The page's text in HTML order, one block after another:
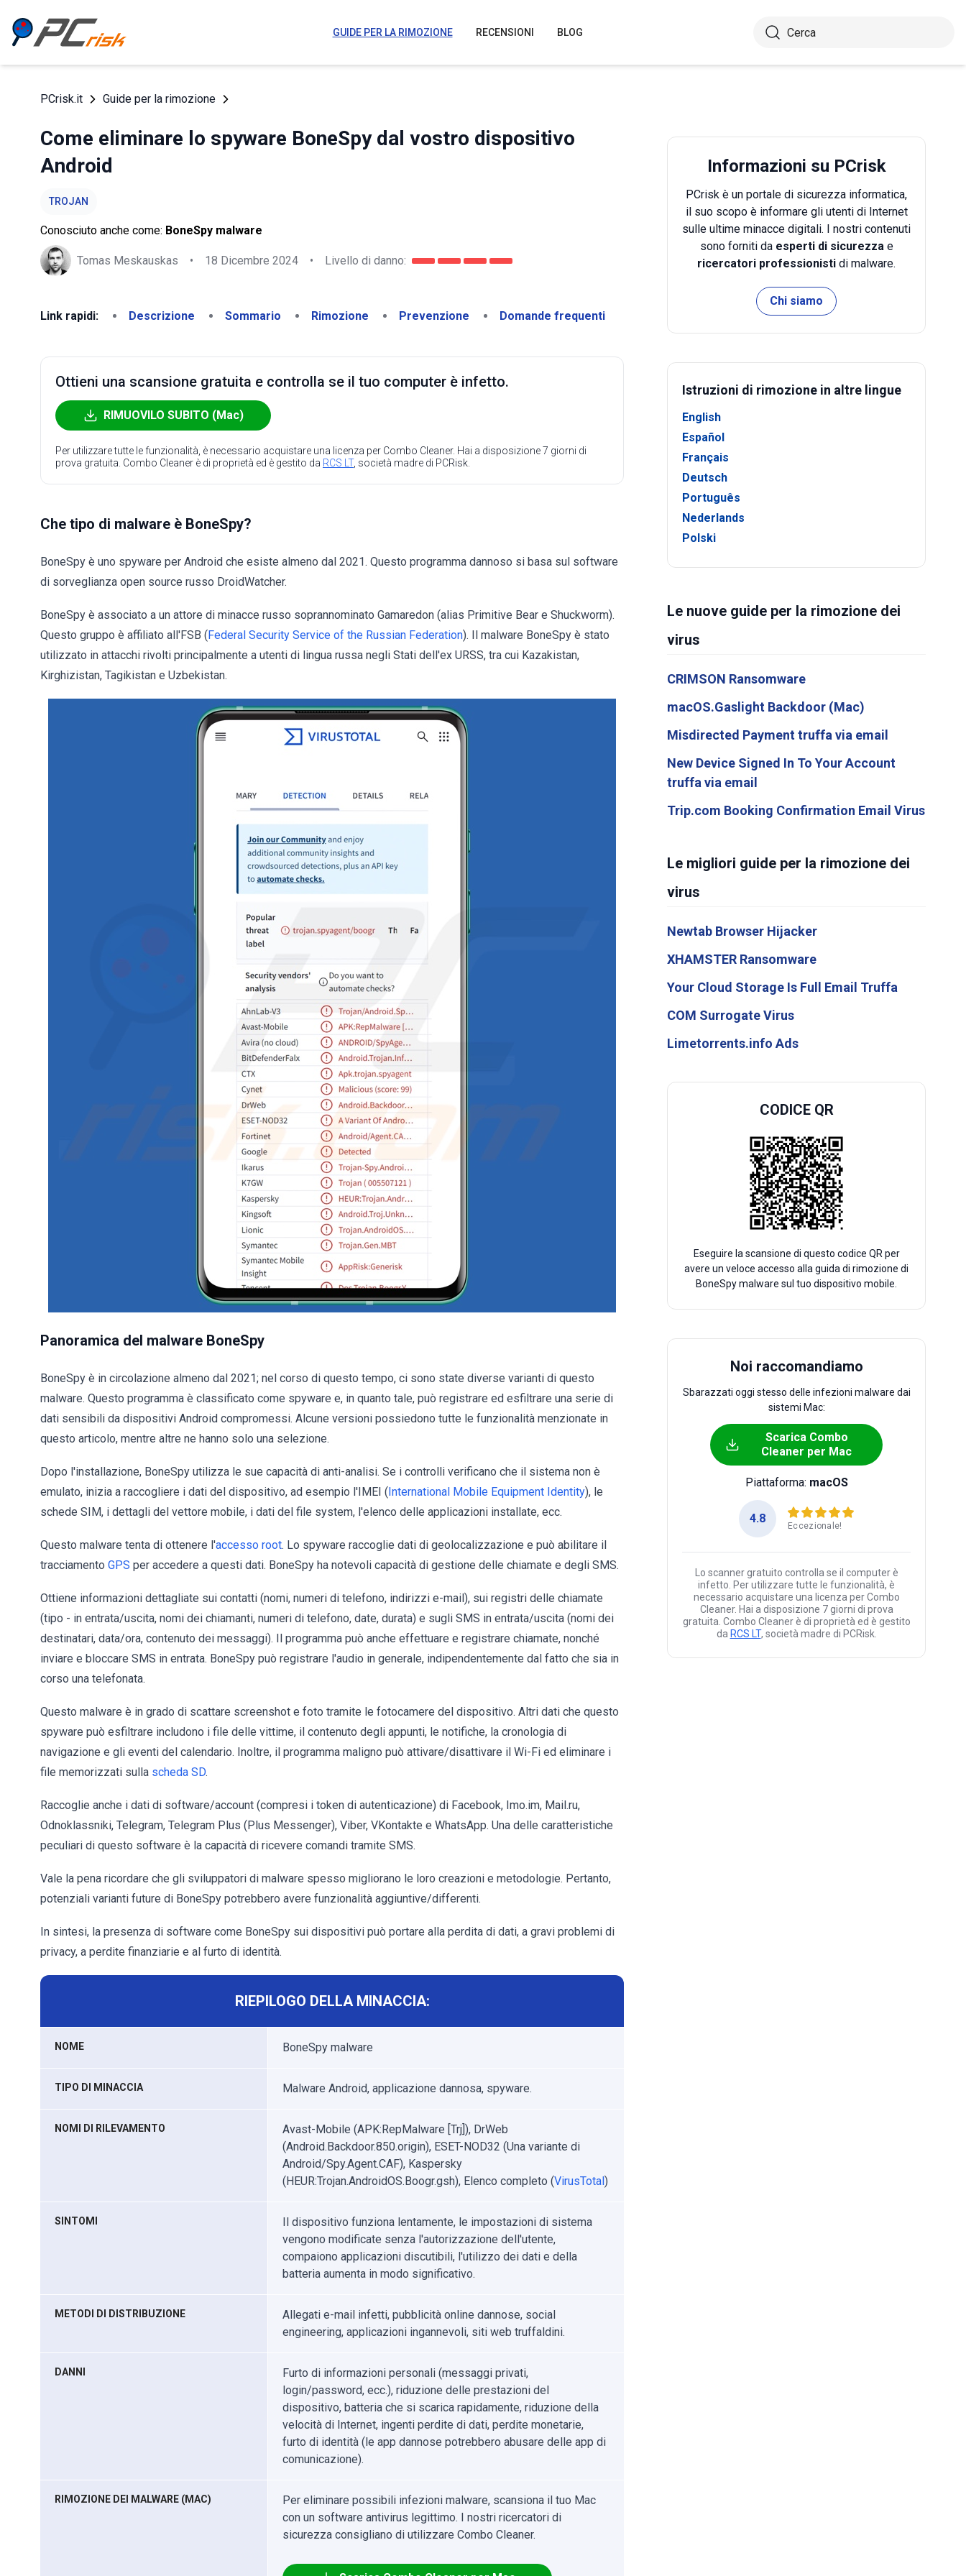
GUIDE PER LA RIMOZIONE RECENSIONI BLOG
PCrisk.it Guide per la rimozione
Come eliminare lo spyware BoneSpy dal vostro dispositivo
Android
TROJAN
Conosciuto anche come: BoneSpy malware
Tomas Meskauskas • 18 Dicembre 2024 • Livello di danno:
Link rapidi: Descrizione Sommario Rimozione Prevenzione Domande frequenti
Ottieni una scansione gratuita e controlla se il tuo computer è infetto.
RIMUOVILO SUBITO (Mac)
Per utilizzare tutte le funzionalità, è necessario acquistare una licenza per Combo Cleaner. Hai a disposizione 7 giorni di
prova gratuita. Combo Cleaner è di proprietà ed è gestito da RCS LT, società madre di PCRisk.
Che tipo di malware è BoneSpy?
BoneSpy è uno spyware per Android che esiste almeno dal 2021. Questo programma dannoso si basa sul software
di sorveglianza open source russo DroidWatcher.
BoneSpy è associato a un attore di minacce russo soprannominato Gamaredon (alias Primitive Bear e Shuckworm).
Questo gruppo è affiliato all'FSB (Federal Security Service of the Russian Federation). Il malware BoneSpy è stato
utilizzato in attacchi rivolti principalmente a utenti di lingua russa negli Stati dell'ex URSS, tra cui Kazakistan,
Kirghizistan, Tagikistan e Uzbekistan.
Panoramica del malware BoneSpy
BoneSpy è in circolazione almeno dal 2021; nel corso di questo tempo, ci sono state diverse varianti di questo
malware. Questo programma è classificato come spyware e, in quanto tale, può registrare ed esfiltrare una serie di
dati sensibili da dispositivi Android compromessi. Alcune versioni possiedono tutte le funzionalità menzionate in
questo articolo, mentre altre ne hanno solo una selezione.
Dopo l'installazione, BoneSpy utilizza le sue capacità di anti-analisi. Se i controlli verificano che il sistema non è
emulato, inizia a raccogliere i dati del dispositivo, ad esempio l'IMEI (International Mobile Equipment Identity), le
schede SIM, i dettagli del vettore mobile, i dati del file system, l'elenco delle applicazioni installate, ecc.
Questo malware tenta di ottenere l'accesso root. Lo spyware raccoglie dati di geolocalizzazione e può abilitare il
tracciamento GPS per accedere a questi dati. BoneSpy ha notevoli capacità di gestione delle chiamate e degli SMS.
Ottiene informazioni dettagliate sui contatti (nomi, numeri di telefono, indirizzi e-mail), sui registri delle chiamate
(tipo - in entrata/uscita, nomi dei chiamanti, numeri di telefono, date, durata) e sugli SMS in entrata/uscita (nomi dei
destinatari, data/ora, contenuto dei messaggi). Il programma può anche effettuare e registrare chiamate, nonché
inviare e bloccare SMS in entrata. BoneSpy può registrare l'audio in generale, indipendentemente dal fatto che sia in
corso una telefonata.
Questo malware è in grado di scattare screenshot e foto tramite le fotocamere del dispositivo. Altri dati che questo
spyware può esfiltrare includono i file delle vittime, il contenuto degli appunti, le notifiche, la cronologia di
navigazione e gli eventi del calendario. Inoltre, il programma maligno può attivare/disattivare il Wi-Fi ed eliminare i
file memorizzati sulla scheda SD.
Raccoglie anche i dati di software/account (compresi i token di autenticazione) di Facebook, Imo.im, Mail.ru,
Odnoklassniki, Telegram, Telegram Plus (Plus Messenger), Viber, VKontakte e WhatsApp. Una delle caratteristiche
peculiari di questo software è la capacità di ricevere comandi tramite SMS.
Vale la pena ricordare che gli sviluppatori di malware spesso migliorano le loro creazioni e metodologie. Pertanto,
potenziali varianti future di BoneSpy potrebbero avere funzionalità aggiuntive/differenti.
In sintesi, la presenza di software come BoneSpy sui dispositivi può portare alla perdita di dati, a gravi problemi di
privacy, a perdite finanziarie e al furto di identità.
RIEPILOGO DELLA MINACCIA:
NOME BoneSpy malware
TIPO DI MINACCIA Malware Android, applicazione dannosa, spyware.
NOMI DI RILEVAMENTO
Avast-Mobile (APK:RepMalware [Trj]), DrWeb
(Android.Backdoor.850.origin), ESET-NOD32 (Una variante di
Android/Spy.Agent.CAF), Kaspersky
(HEUR:Trojan.AndroidOS.Boogr.gsh), Elenco completo (VirusTotal)
SINTOMI
Il dispositivo funziona lentamente, le impostazioni di sistema
vengono modificate senza l'autorizzazione dell'utente,
compaiono applicazioni discutibili, l'utilizzo dei dati e della
batteria aumenta in modo significativo.
METODI DI DISTRIBUZIONE
Allegati e-mail infetti, pubblicità online dannose, social
engineering, applicazioni ingannevoli, siti web truffaldini.
DANNI
Furto di informazioni personali (messaggi privati,
login/password, ecc.), riduzione delle prestazioni del
dispositivo, batteria che si scarica rapidamente, riduzione della
velocità di Internet, ingenti perdite di dati, perdite monetarie,
furto di identità (le app dannose potrebbero abusare delle app di
comunicazione).
RIMOZIONE DEI MALWARE (MAC)
Per eliminare possibili infezioni malware, scansiona il tuo Mac
con un software antivirus legittimo. I nostri ricercatori di
sicurezza consigliano di utilizzare Combo Cleaner.
Informazioni su PCrisk
PCrisk è un portale di sicurezza informatica,
il suo scopo è informare gli utenti di Internet
sulle ultime minacce digitali. I nostri contenuti
sono forniti da esperti di sicurezzae
ricercatori professionisti di malware.
Chi siamo
Istruzioni di rimozione in altre lingue
English
Español
Français
Deutsch
Português
Nederlands
Polski
Le nuove guide per la rimozione dei
virus
CRIMSON Ransomware
macOS.Gaslight Backdoor (Mac)
Misdirected Payment truffa via email
New Device Signed In To Your Account
truffa via email
Trip.com Booking Confirmation Email Virus
Le migliori guide per la rimozione dei
virus
Newtab Browser Hijacker
XHAMSTER Ransomware
Your Cloud Storage Is Full Email Truffa
COM Surrogate Virus
Limetorrents.info Ads
CODICE QR
Eseguire la scansione di questo codice QR per
avere un veloce accesso alla guida di rimozione di
BoneSpy malware sul tuo dispositivo mobile.
Noi raccomandiamo
Sbarazzati oggi stesso delle infezioni malware dai
sistemi Mac:
Scarica Combo
Cleaner per Mac
Piattaforma: macOS
4.8
Eccezionale!
Lo scanner gratuito controlla se il computer è
infetto. Per utilizzare tutte le funzionalità, è
necessario acquistare una licenza per Combo
Cleaner. Hai a disposizione 7 giorni di prova
gratuita. Combo Cleaner è di proprietà ed è gestito
da RCS LT, società madre di PCRisk.